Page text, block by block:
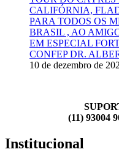
CALIFÓRNIA,
PARA TODOS OS
BRASIL , AO
EM ESPECIAL
CONFEP DR.
10 de dezembro de
(11) 93004
Institucional